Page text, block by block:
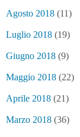
Agosto 2018 (11)
Luglio 2018 (19)
Giugno 2018 (9)
Maggio 2018 (22)
Aprile 2018 (21)
Marzo 2018 (36)